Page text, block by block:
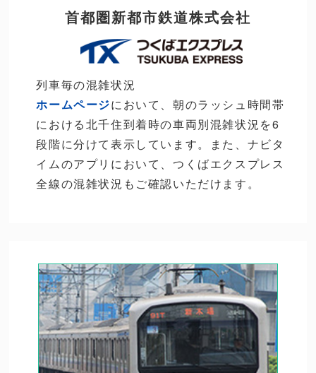
首都圏新都市鉄道株式会社
列車毎の混雑状況
ホームページにおいて、朝のラッシュ時間帯
における北千住到着時の車両別混雑状況を6
段階に分けて表示しています。また、ナビタ
イムのアプリにおいて、つくばエクスプレス
全線の混雑状況もご確認いただけます。